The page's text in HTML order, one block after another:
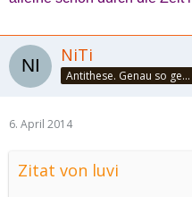
NiTi
Antithese. Genau so geht das. Und halbier dir doch mal!
6. April 2014
Zitat von luvi